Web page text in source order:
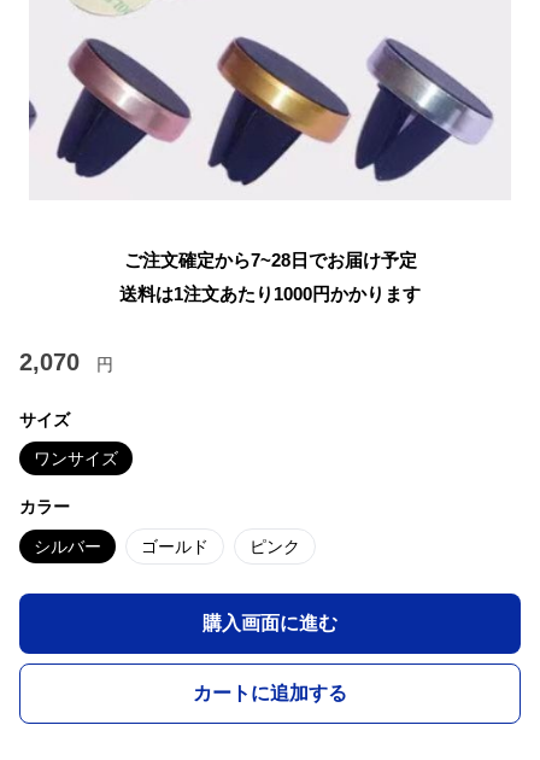
ご注文確定から7~28日でお届け予定
送料は1注文あたり 1000円かかります
2,070 円
サイズ
ワンサイズ
カラー
シルバー ゴールド ピンク
購入画面に進む
カートに追加する